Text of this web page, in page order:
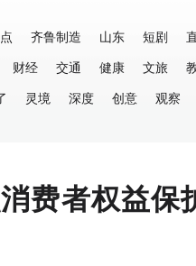
齐鲁制造 山东 短剧
财经 交通 健康 文旅
灵境 深度 创意 观察
费者权益保